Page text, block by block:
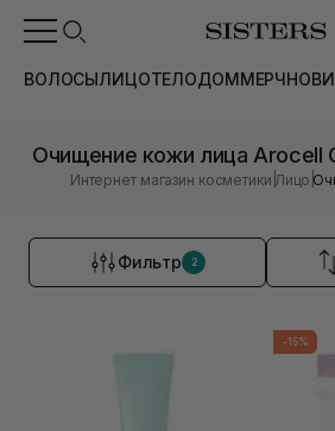
ВОЛОСЫЛИЦОТЕЛОДОММЕРЧ
Очищение кожи лица Arocell
Интернет магазин косметики Лицо |
Фильтр 2
-15%